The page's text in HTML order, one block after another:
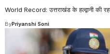
World Record: उत्तराखंड के हल्द्वानी की
ByPriyanshi Soni